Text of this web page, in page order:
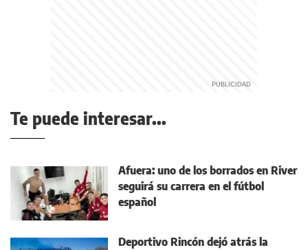
Te puede interesar...
Afuera: uno de los borrados en River
seguirá su carrera en el fútbol
español
Deportivo Rincón dejó atrás la